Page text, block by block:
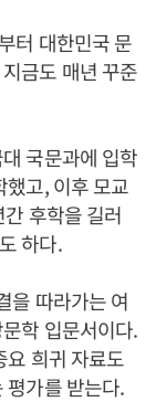
터 대한민국 문
금도 매년 꾸준
국문과에 입학
했고, 이후 모교
후학을 길러
하다.
을 따라가는 여
학 입문서이다.
요 희귀 자료도
평가를 받는다.